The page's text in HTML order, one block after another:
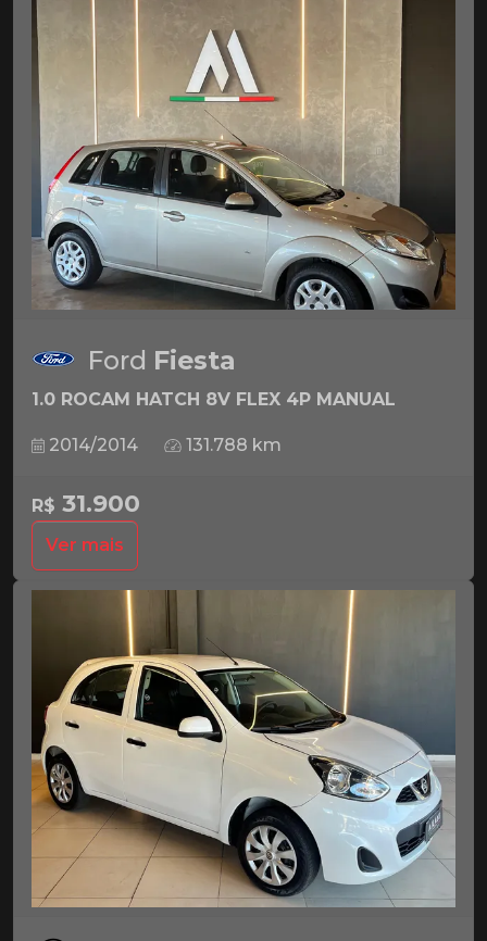
Ford Fiesta
1.0 ROCAM HATCH 8V FLEX 4P MANUAL
2014/2014 131.788 km
R$ 31.900
Ver mais